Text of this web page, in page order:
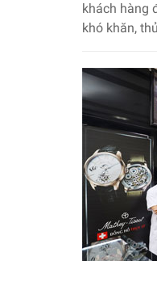
khách hàng
khó khăn,